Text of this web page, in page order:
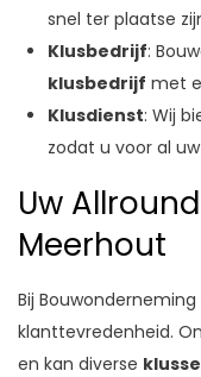
snel ter plaatse
Klusbedrijf:
klusbedrijf met
Klusdienst: Wij
zodat u voor al
Uw
Meerhout
Bij
klanttevredenheid.
en kan diverse